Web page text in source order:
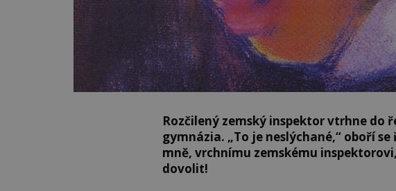
Rozčilený zemský inspektor vtrhne do
gymnázia. „To je neslýchané,“ oboří
mně, vrchnímu zemskému
dovolit!